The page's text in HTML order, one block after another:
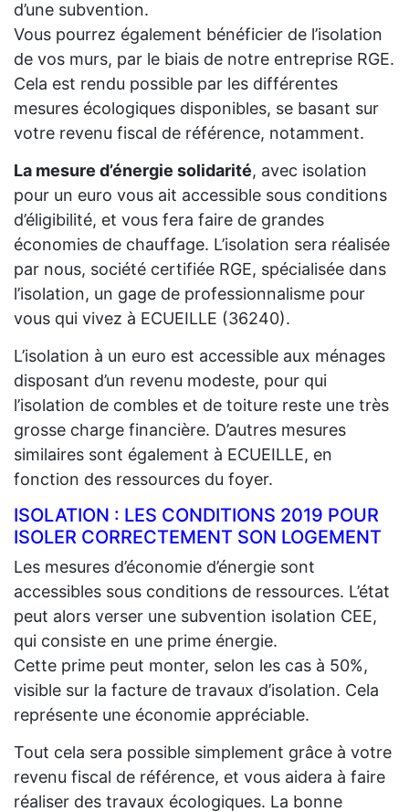
d’une subvention.
Vous pourrez également bénéficier de l’isolation
de vos murs, par le biais de notre entreprise RGE.
Cela est rendu possible par les différentes
mesures écologiques disponibles, se basant sur
votre revenu fiscal de référence, notamment.
La mesure d’énergie solidarité, avec isolation
pour un euro vous ait accessible sous conditions
d’éligibilité, et vous fera faire de grandes
économies de chauffage. L’isolation sera réalisée
par nous, société certifiée RGE, spécialisée dans
l’isolation, un gage de professionnalisme pour
vous qui vivez à ECUEILLE (36240).
L’isolation à un euro est accessible aux ménages
disposant d’un revenu modeste, pour qui
l’isolation de combles et de toiture reste une très
grosse charge financière. D’autres mesures
similaires sont également à ECUEILLE, en
fonction des ressources du foyer.
ISOLATION : LES CONDITIONS 2019 POUR
ISOLER CORRECTEMENT SON LOGEMENT
Les mesures d’économie d’énergie sont
accessibles sous conditions de ressources. L’état
peut alors verser une subvention isolation CEE,
qui consiste en une prime énergie.
Cette prime peut monter, selon les cas à 50%,
visible sur la facture de travaux d’isolation. Cela
représente une économie appréciable.
Tout cela sera possible simplement grâce à votre
revenu fiscal de référence, et vous aidera à faire
réaliser des travaux écologiques. La bonne